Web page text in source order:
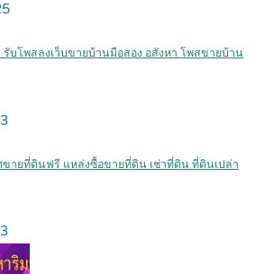
บโพสลงเว็บขายบ้านมือสอง อสังหา โพสขายบ้าน
ขายที่ดินฟรี แหล่งซื้อขายที่ดิน เช่าที่ดิน ที่ดินเปล่า